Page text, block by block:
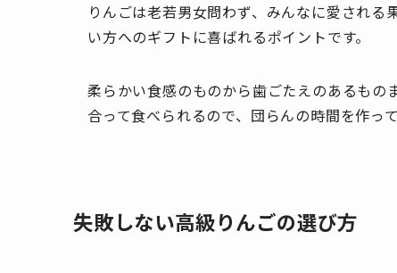
りんごは老若男女問わず、みんなに愛され
い方へのギフトに喜ばれるポイントです。
柔らかい食感のものから歯ごたえのあるもの
合って食べられるので、団らんの時間を作って
失敗しない高級りんごの選び方